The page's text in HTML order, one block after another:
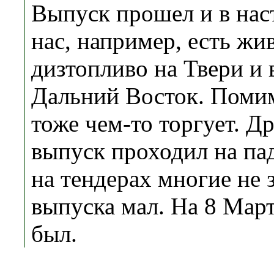
Выпуск прошел и в
нас, например, есть
дизтопливо на Твери
Дальний Восток.
тоже чем-то торгует.
выпуск проходил на
на тендерах многие не
выпуска мал. На 8
был.